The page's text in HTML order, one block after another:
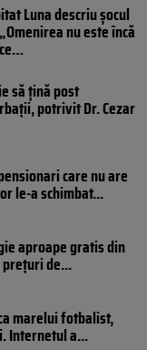
Luna descriu șocul
nu este încă
să țină post
potrivit Dr. Cezar
care nu are
le-a schimbat...
aproape gratis din
de...
marelui fotbalist,
Internetul a...